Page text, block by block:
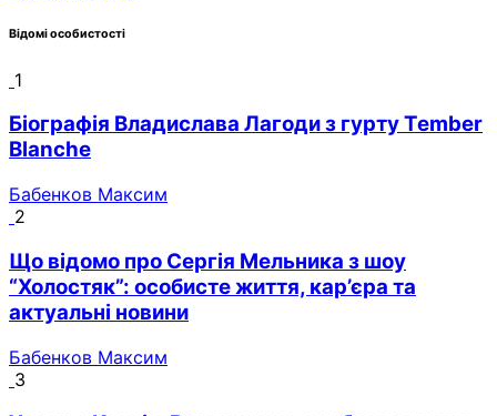
Відомі особистості
1
Біографія Владислава Лагоди з гурту Tember
Blanche
Бабенков Максим
2
Що відомо про Сергія Мельника з шоу
“Холостяк”: особисте життя, кар’єра та
актуальні новини
Бабенков Максим
3